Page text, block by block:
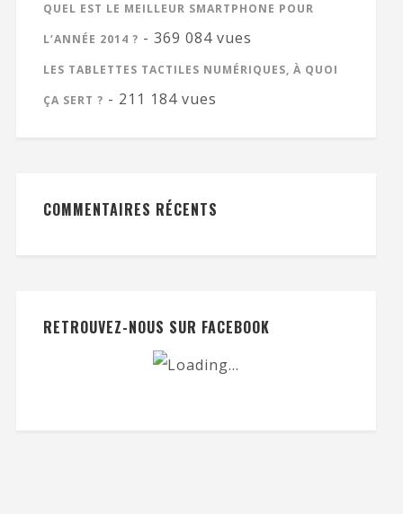
QUEL EST LE MEILLEUR SMARTPHONE POUR
L’ANNÉE 2014 ? - 369 084 vues
LES TABLETTES TACTILES NUMÉRIQUES, À QUOI
ÇA SERT ? - 211 184 vues
COMMENTAIRES RÉCENTS
RETROUVEZ-NOUS SUR FACEBOOK